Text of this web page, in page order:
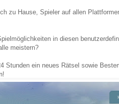
zu Hause, Spieler auf allen
in diesen
meistern?
Stunden ein neues Rätsel sowie